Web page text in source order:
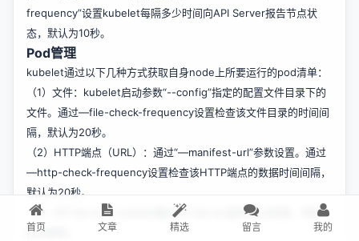
首页 文章 精选 留言 我的
frequency”设置kubelet每隔多少时间向API Server报告节点状
态，默认为10秒。
Pod管理
kubelet通过以下几种方式获取自身node上所要运行的pod清单：
（1）文件：kubelet启动参数“--config”指定的配置文件目录下的
文件。通过—file-check-frequency设置检查该文件目录的时间间
隔，默认为20秒。
（2）HTTP端点（URL）：通过“—manifest-url”参数设置。通过
—http-check-frequency设置检查该HTTP端点的数据时间间隔，
默认为20秒。
（3）API Server：kubelet通过API Server监听etcd目录，同步
pod清单。